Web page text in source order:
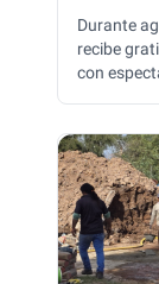
Durante
recibe
con
disfruten
talento de